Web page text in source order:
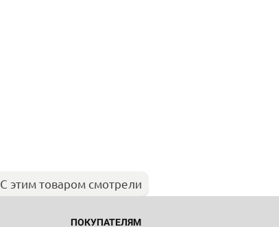
С этим товаром смотрели
ПОКУПАТЕЛЯМ